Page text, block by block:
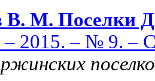
В. М. Поселки
2015. – № 9. –